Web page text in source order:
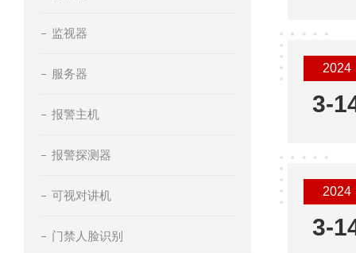
监视器
服务器
报警主机
报警探测器
可视对讲机
门禁人脸识别
2024
3-
2024
3-